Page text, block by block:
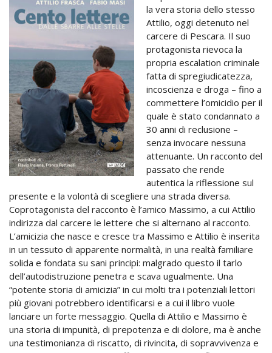
la vera storia dello stesso
Attilio, oggi detenuto nel
carcere di Pescara. Il suo
protagonista rievoca la
propria escalation criminale
fatta di spregiudicatezza,
incoscienza e droga – fino a
commettere l’omicidio per il
quale è stato condannato a
30 anni di reclusione –
senza invocare nessuna
attenuante. Un racconto del
passato che rende
autentica la riflessione sul
presente e la volontà di scegliere una strada diversa.
Coprotagonista del racconto è l’amico Massimo, a cui Attilio
indirizza dal carcere le lettere che si alternano al racconto.
L’amicizia che nasce e cresce tra Massimo e Attilio è inserita
in un tessuto di apparente normalità, in una realtà familiare
solida e fondata su sani principi: malgrado questo il tarlo
dell’autodistruzione penetra e scava ugualmente. Una
“potente storia di amicizia” in cui molti tra i potenziali lettori
più giovani potrebbero identificarsi e a cui il libro vuole
lanciare un forte messaggio. Quella di Attilio e Massimo è
una storia di impunità, di prepotenza e di dolore, ma è anche
una testimonianza di riscatto, di rivincita, di sopravvivenza e